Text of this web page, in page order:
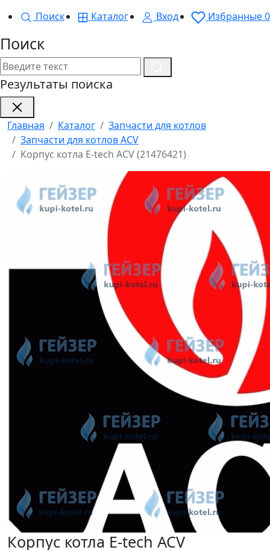
Поиск
Каталог Вход Избранные0
Поиск
Результаты поиска
Главная Каталог
Запчасти для котлов
Запчасти для котлов ACV
Корпус котла E-tech ACV (21476421)
Корпус котла E-tech ACV